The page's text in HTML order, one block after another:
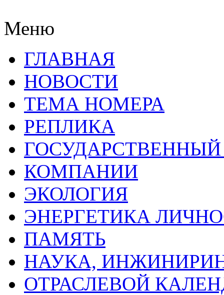
Меню
ГЛАВНАЯ
НОВОСТИ
ТЕМА НОМЕРА
РЕПЛИКА
КОМПАНИИ
ЭКОЛОГИЯ
ЭНЕРГЕТИКА
ПАМЯТЬ
НАУКА,
ОТРАСЛЕВОЙ